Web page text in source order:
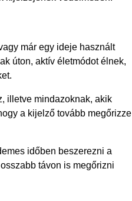
már egy ideje használt
úton, aktív életmódot élnek,
illetve mindazoknak, akik
a kijelző tovább megőrizze
időben beszerezni a
távon is megőrizni